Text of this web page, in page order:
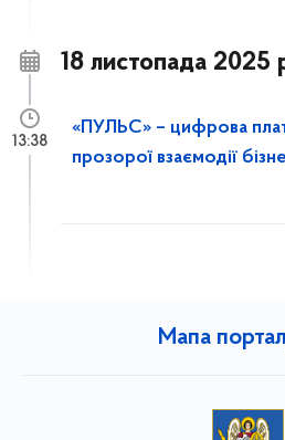
18 листопада 2025
«ПУЛЬС» – цифрова
прозорої взаємодії
13:38
Мапа